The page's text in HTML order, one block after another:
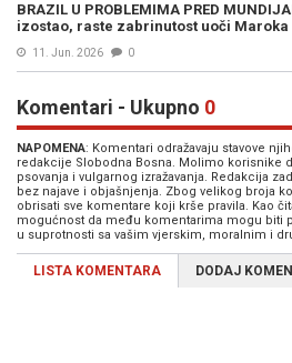
BRAZIL U PROBLEMIMA PRED
izostao, raste zabrinutost uoči Maroka
11. Jun. 2026 0
Komentari - Ukupno 0
NAPOMENA: Komentari odražavaju stavove
redakcije Slobodna Bosna. Molimo korisnike
psovanja i vulgarnog izražavanja. Redakcija
bez najave i objašnjenja. Zbog velikog broja
obrisati sve komentare koji krše pravila. Kao
mogućnost da među komentarima mogu biti
u suprotnosti sa vašim vjerskim, moralnim i
LISTA KOMENTARA DODAJ